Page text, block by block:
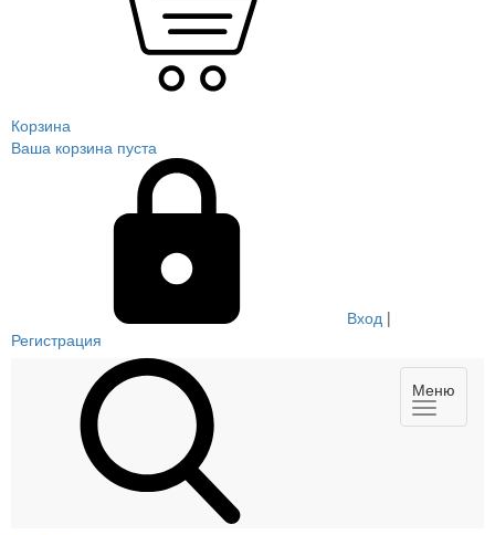
Корзина
Ваша корзина пуста
Вход |
Регистрация
Меню